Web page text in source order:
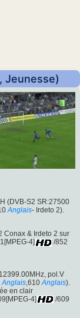
Jeunesse)
(DVB-S2 SR:27500
Anglais- Irdeto 2).
Conax & Irdeto 2 sur
4]
/852
pol.V
Anglais ,610 Anglais).
en clair
4]
/609